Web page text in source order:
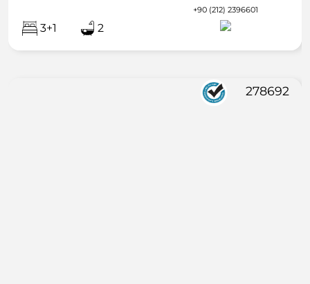
3+1 2
+90 (212) 2396601
278692